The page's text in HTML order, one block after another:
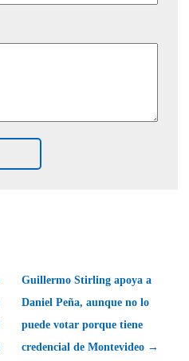
Guillermo Stirling apoya a
Daniel Peña, aunque no lo
puede votar porque tiene
credencial de Montevideo →